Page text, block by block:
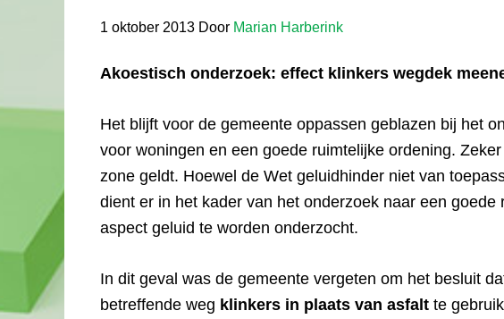
1 oktober 2013 Door Marian Harberink
Akoestisch onderzoek: effect klinkers wegdek
Het blijft voor de gemeente oppassen geblazen bij het
voor woningen en een goede ruimtelijke ordening.
zone geldt. Hoewel de Wet geluidhinder niet van
dient er in het kader van het onderzoek naar een goede
aspect geluid te worden onderzocht.
In dit geval was de gemeente vergeten om het besluit
betreffende weg klinkers in plaats van asfalt te